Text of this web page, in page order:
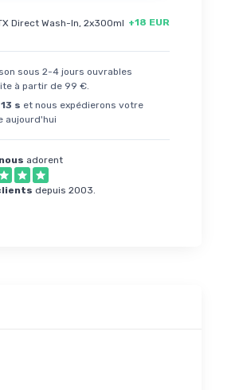
Direct Wash-In, 2x300ml +18 EUR
sous 2-4 jours ouvrables
à partir de 99 €.
12 s et nous expédierons votre
aujourd'hui
nous adorent
depuis 2003.